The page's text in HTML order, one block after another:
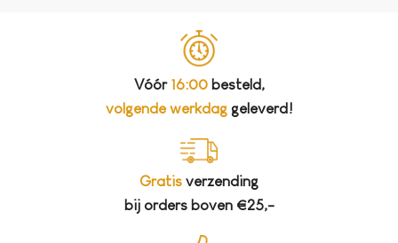
Vóór 16:00besteld,
volgende werkdaggeleverd!
Gratis verzending
bij orders boven €25,-